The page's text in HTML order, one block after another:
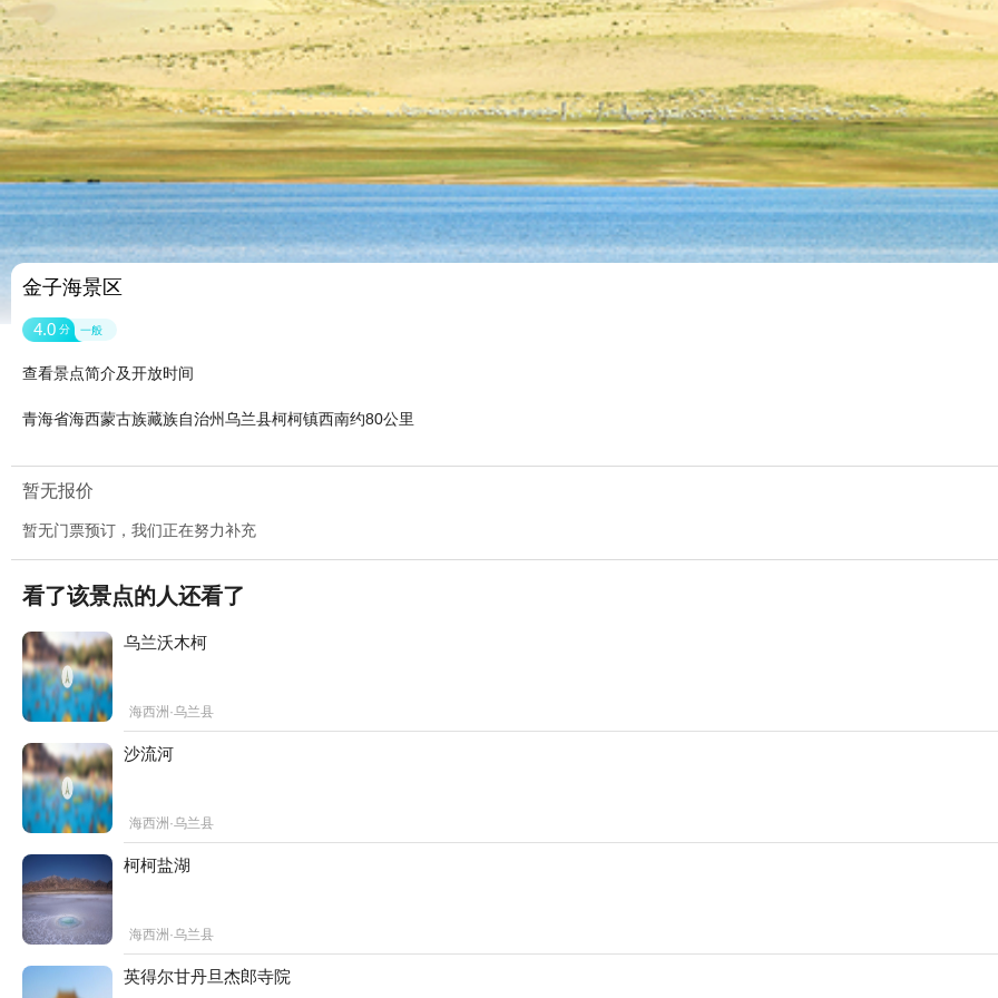
金子海景区
4.0 分 一般
查看景点简介及开放时间
青海省海西蒙古族藏族自治州乌兰县柯柯镇西南约80公里
暂无报价
暂无门票预订，我们正在努力补充
看了该景点的人还看了
乌兰沃木柯
海西洲·乌兰县
沙流河
海西洲·乌兰县
柯柯盐湖
海西洲·乌兰县
英得尔甘丹旦杰郎寺院